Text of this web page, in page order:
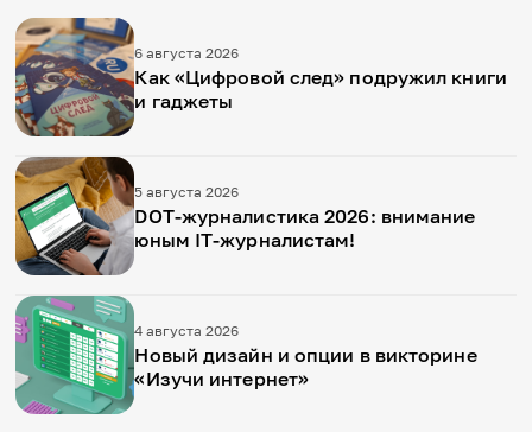
6 августа 2026
Как «Цифровой след» подружил книги
и гаджеты
5 августа 2026
DOT-журналистика 2026: внимание
юным IT-журналистам!
4 августа 2026
Новый дизайн и опции в викторине
«Изучи интернет»